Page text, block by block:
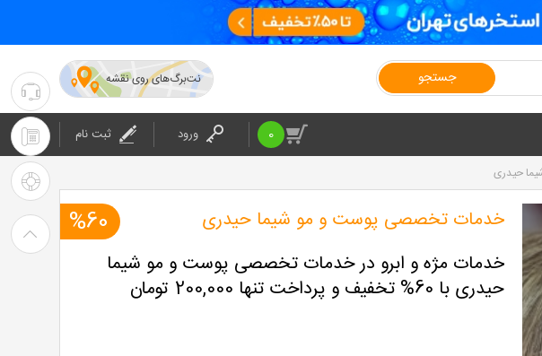
جستجو نت‌برگ‌های روی نقشه
0 ورود ثبت نام
حیدری
%60
خدمات تخصصی پوست و مو شیما حیدری
خدمات مژه و ابرو در خدمات تخصصی پوست و مو شیما
حیدری با 60% تخفیف و پرداخت تنها 200,000 تومان
۰۲۱-۴۲۰۲۴
:
پشتیبانی
۰۲۱-۴۲۰۲۴
: شرکت
راهنمای
خرید